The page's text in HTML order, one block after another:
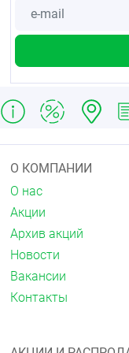
галактозной
лактозу).
С
интервалом QT
диабете в стадии
(особенно,
уратным
Способ
Таблетки
Суточная доза
Индапамида 1
достаточным
О КОМПАНИИ
О нас
Акции
Архив акций
Новости
Вакансии
Контакты